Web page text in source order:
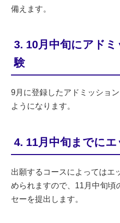
備えます。
3. 10月中旬にアド
験
9月に登録したアドミッショ
ようになります。
4. 11月中旬までに
出願するコースによってはエ
められますので、11月中旬頃
セーを提出します。